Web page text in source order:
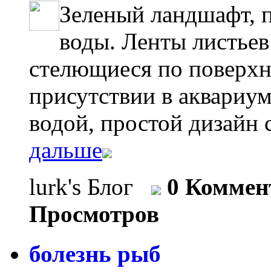
Зеленый ландшафт,
воды. Ленты
стелющиеся по
присутствии в
водой, простой дизайн
дальше
lurk's Блог
0
Просмотров
болезнь рыб